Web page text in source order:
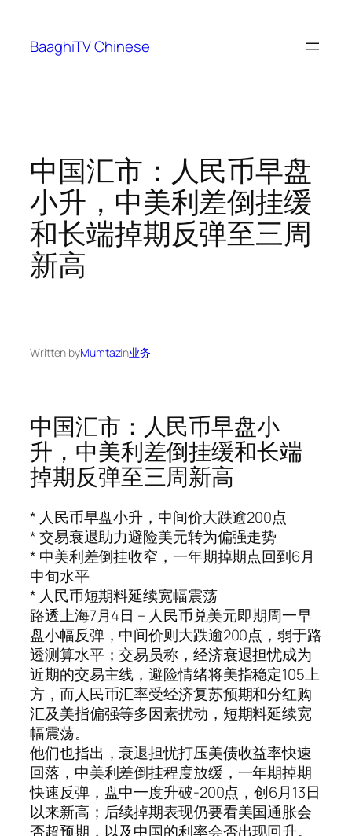
content
BaaghiTV Chinese
中国汇市：人民币早盘
小升，中美利差倒挂缓
和长端掉期反弹至三周
新高
Written byMumtazin业务
中国汇市：人民币早盘小
升，中美利差倒挂缓和长端
掉期反弹至三周新高
* 人民币早盘小升，中间价大跌逾200点
* 交易衰退助力避险美元转为偏强走势
* 中美利差倒挂收窄，一年期掉期点回到6月
中旬水平
* 人民币短期料延续宽幅震荡
路透上海7月4日 – 人民币兑美元即期周一早
盘小幅反弹，中间价则大跌逾200点，弱于路
透测算水平；交易员称，经济衰退担忧成为
近期的交易主线，避险情绪将美指稳定105上
方，而人民币汇率受经济复苏预期和分红购
汇及美指偏强等多因素扰动，短期料延续宽
幅震荡。
他们也指出，衰退担忧打压美债收益率快速
回落，中美利差倒挂程度放缓，一年期掉期
快速反弹，盘中一度升破-200点，创6月13日
以来新高；后续掉期表现仍要看美国通胀会
否超预期，以及中国的利率会否出现回升。